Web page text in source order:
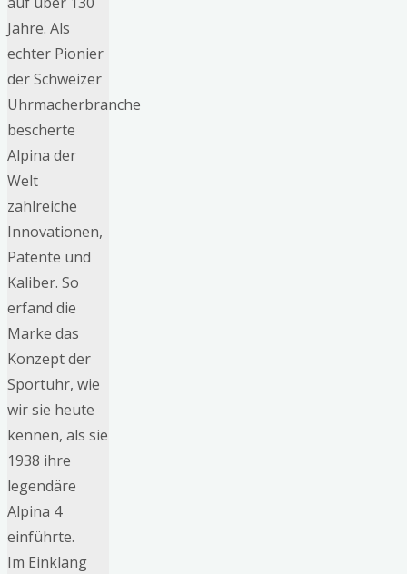
Jahre. Als
echter Pionier
der Schweizer
Uhrmacherbranche
bescherte
Alpina der
Welt
zahlreiche
Innovationen,
Patente und
Kaliber. So
erfand die
Marke das
Konzept der
Sportuhr, wie
wir sie heute
kennen, als sie
1938 ihre
legendäre
Alpina 4
einführte.
Im Einklang